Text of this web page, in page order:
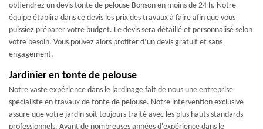
obtiendrez un devis tonte de pelouse Bonson en moins de 24 h. Notre
équipe établira dans ce devis les prix des travaux à faire afin que vous
puissiez préparer votre budget. Le devis sera détaillé et personnalisé selon
votre besoin. Vous pouvez alors profiter d’un devis gratuit et sans
engagement.
Jardinier en tonte de pelouse
Notre vaste expérience dans le jardinage fait de nous une entreprise
spécialiste en travaux de tonte de pelouse. Notre intervention exclusive
assure que votre jardin soit toujours traité avec les plus hauts standards
professionnels. Ayant de nombreuses années d'expérience dans le